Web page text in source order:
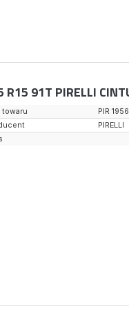
91T PIRELLI
towaru
PIR
PIRELLI